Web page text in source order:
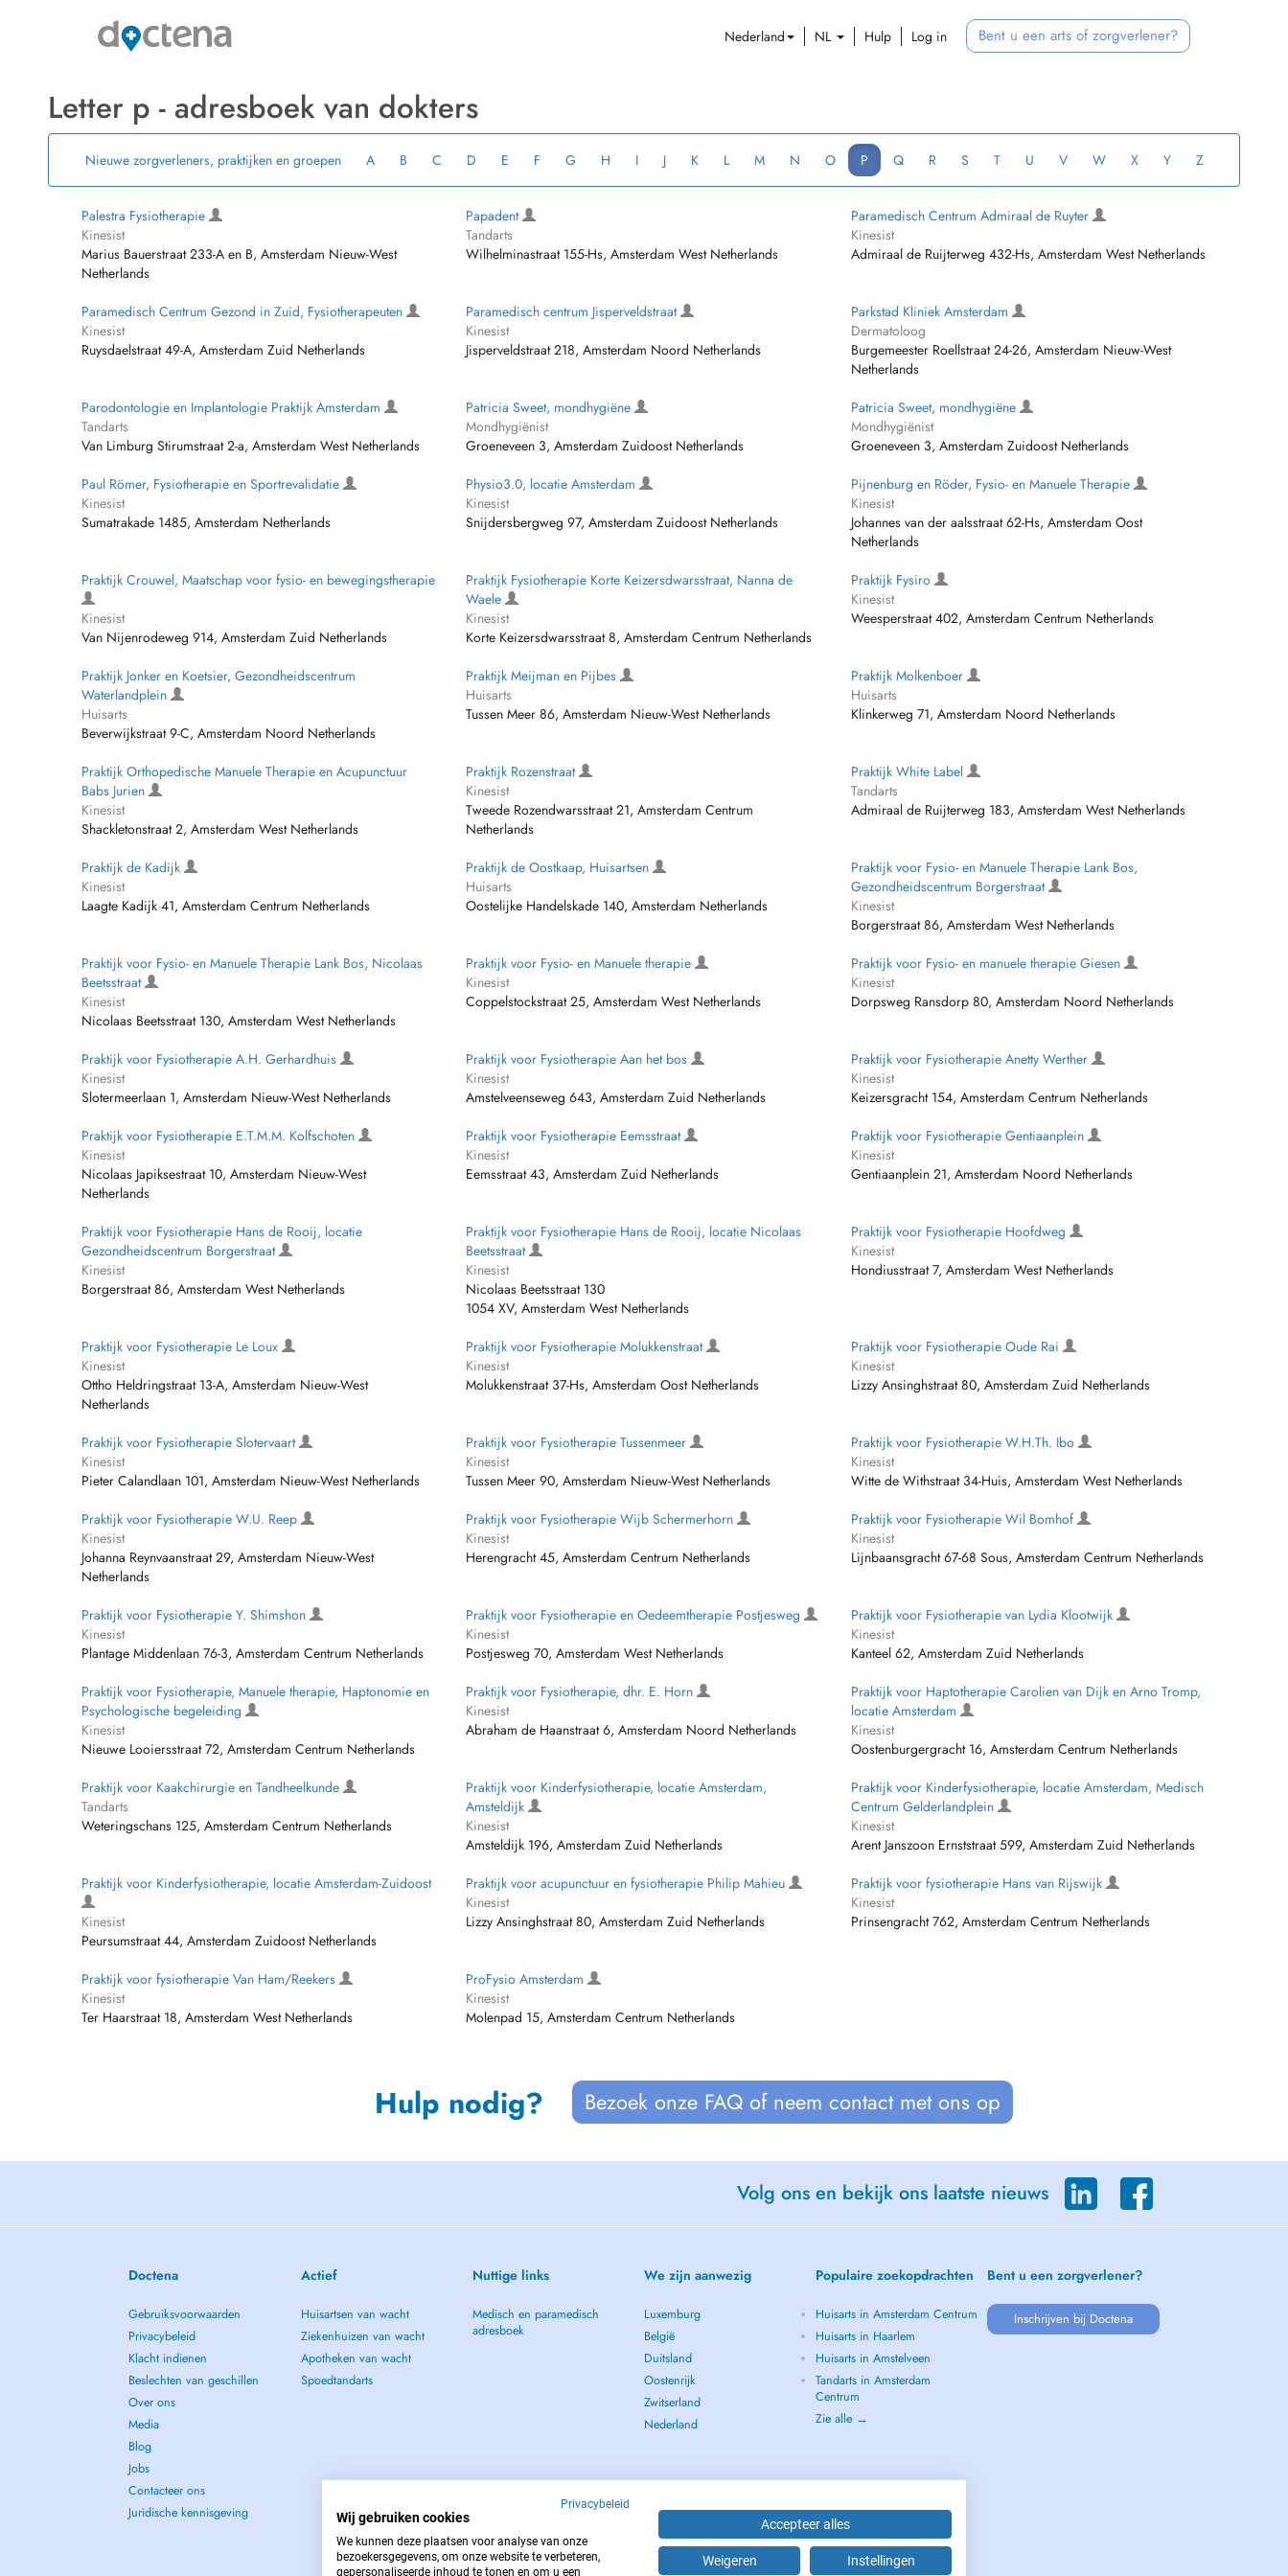
Nederland NL Hulp Log in Bent u een arts of zorgverlener?
Letter p - adresboek van dokters
Nieuwe zorgverleners, praktijken en groepen A B C D E F G H I J K L M N O P Q R S T U V W X Y Z
Palestra Fysiotherapie
Kinesist
Marius Bauerstraat 233-A en B, Amsterdam Nieuw-West
Netherlands
Papadent
Tandarts
Wilhelminastraat 155-Hs, Amsterdam West Netherlands
Paramedisch Centrum Admiraal de Ruyter
Kinesist
Admiraal de Ruijterweg 432-Hs, Amsterdam West Netherlands
Paramedisch Centrum Gezond in Zuid, Fysiotherapeuten
Kinesist
Ruysdaelstraat 49-A, Amsterdam Zuid Netherlands
Paramedisch centrum Jisperveldstraat
Kinesist
Jisperveldstraat 218, Amsterdam Noord Netherlands
Parkstad Kliniek Amsterdam
Dermatoloog
Burgemeester Roellstraat 24-26, Amsterdam Nieuw-West
Netherlands
Parodontologie en Implantologie Praktijk Amsterdam
Tandarts
Van Limburg Stirumstraat 2-a, Amsterdam West Netherlands
Patricia Sweet, mondhygiëne
Mondhygiënist
Groeneveen 3, Amsterdam Zuidoost Netherlands
Patricia Sweet, mondhygiëne
Mondhygiënist
Groeneveen 3, Amsterdam Zuidoost Netherlands
Paul Römer, Fysiotherapie en Sportrevalidatie
Kinesist
Sumatrakade 1485, Amsterdam Netherlands
Physio3.0, locatie Amsterdam
Kinesist
Snijdersbergweg 97, Amsterdam Zuidoost Netherlands
Pijnenburg en Röder, Fysio- en Manuele Therapie
Kinesist
Johannes van der aalsstraat 62-Hs, Amsterdam Oost
Netherlands
Praktijk Crouwel, Maatschap voor fysio- en bewegingstherapie
Kinesist
Van Nijenrodeweg 914, Amsterdam Zuid Netherlands
Praktijk Fysiotherapie Korte Keizersdwarsstraat, Nanna de
Waele
Kinesist
Korte Keizersdwarsstraat 8, Amsterdam Centrum Netherlands
Praktijk Fysiro
Kinesist
Weesperstraat 402, Amsterdam Centrum Netherlands
Praktijk Jonker en Koetsier, Gezondheidscentrum
Waterlandplein
Huisarts
Beverwijkstraat 9-C, Amsterdam Noord Netherlands
Praktijk Meijman en Pijbes
Huisarts
Tussen Meer 86, Amsterdam Nieuw-West Netherlands
Praktijk Molkenboer
Huisarts
Klinkerweg 71, Amsterdam Noord Netherlands
Praktijk Orthopedische Manuele Therapie en Acupunctuur
Babs Jurien
Kinesist
Shackletonstraat 2, Amsterdam West Netherlands
Praktijk Rozenstraat
Kinesist
Tweede Rozendwarsstraat 21, Amsterdam Centrum
Netherlands
Praktijk White Label
Tandarts
Admiraal de Ruijterweg 183, Amsterdam West Netherlands
Praktijk de Kadijk
Kinesist
Laagte Kadijk 41, Amsterdam Centrum Netherlands
Praktijk de Oostkaap, Huisartsen
Huisarts
Oostelijke Handelskade 140, Amsterdam Netherlands
Praktijk voor Fysio- en Manuele Therapie Lank Bos,
Gezondheidscentrum Borgerstraat
Kinesist
Borgerstraat 86, Amsterdam West Netherlands
Praktijk voor Fysio- en Manuele Therapie Lank Bos, Nicolaas
Beetsstraat
Kinesist
Nicolaas Beetsstraat 130, Amsterdam West Netherlands
Praktijk voor Fysio- en Manuele therapie
Kinesist
Coppelstockstraat 25, Amsterdam West Netherlands
Praktijk voor Fysio- en manuele therapie Giesen
Kinesist
Dorpsweg Ransdorp 80, Amsterdam Noord Netherlands
Praktijk voor Fysiotherapie A.H. Gerhardhuis
Kinesist
Slotermeerlaan 1, Amsterdam Nieuw-West Netherlands
Praktijk voor Fysiotherapie Aan het bos
Kinesist
Amstelveenseweg 643, Amsterdam Zuid Netherlands
Praktijk voor Fysiotherapie Anetty Werther
Kinesist
Keizersgracht 154, Amsterdam Centrum Netherlands
Praktijk voor Fysiotherapie E.T.M.M. Kolfschoten
Kinesist
Nicolaas Japiksestraat 10, Amsterdam Nieuw-West
Netherlands
Praktijk voor Fysiotherapie Eemsstraat
Kinesist
Eemsstraat 43, Amsterdam Zuid Netherlands
Praktijk voor Fysiotherapie Gentiaanplein
Kinesist
Gentiaanplein 21, Amsterdam Noord Netherlands
Praktijk voor Fysiotherapie Hans de Rooij, locatie
Gezondheidscentrum Borgerstraat
Kinesist
Borgerstraat 86, Amsterdam West Netherlands
Praktijk voor Fysiotherapie Hans de Rooij, locatie Nicolaas
Beetsstraat
Kinesist
Nicolaas Beetsstraat 130
1054 XV, Amsterdam West Netherlands
Praktijk voor Fysiotherapie Hoofdweg
Kinesist
Hondiusstraat 7, Amsterdam West Netherlands
Praktijk voor Fysiotherapie Le Loux
Kinesist
Ottho Heldringstraat 13-A, Amsterdam Nieuw-West
Netherlands
Praktijk voor Fysiotherapie Molukkenstraat
Kinesist
Molukkenstraat 37-Hs, Amsterdam Oost Netherlands
Praktijk voor Fysiotherapie Oude Rai
Kinesist
Lizzy Ansinghstraat 80, Amsterdam Zuid Netherlands
Praktijk voor Fysiotherapie Slotervaart
Kinesist
Pieter Calandlaan 101, Amsterdam Nieuw-West Netherlands
Praktijk voor Fysiotherapie Tussenmeer
Kinesist
Tussen Meer 90, Amsterdam Nieuw-West Netherlands
Praktijk voor Fysiotherapie W.H.Th. Ibo
Kinesist
Witte de Withstraat 34-Huis, Amsterdam West Netherlands
Praktijk voor Fysiotherapie W.U. Reep
Kinesist
Johanna Reynvaanstraat 29, Amsterdam Nieuw-West
Netherlands
Praktijk voor Fysiotherapie Wijb Schermerhorn
Kinesist
Herengracht 45, Amsterdam Centrum Netherlands
Praktijk voor Fysiotherapie Wil Bomhof
Kinesist
Lijnbaansgracht 67-68 Sous, Amsterdam Centrum Netherlands
Praktijk voor Fysiotherapie Y. Shimshon
Kinesist
Plantage Middenlaan 76-3, Amsterdam Centrum Netherlands
Praktijk voor Fysiotherapie en Oedeemtherapie Postjesweg
Kinesist
Postjesweg 70, Amsterdam West Netherlands
Praktijk voor Fysiotherapie van Lydia Klootwijk
Kinesist
Kanteel 62, Amsterdam Zuid Netherlands
Praktijk voor Fysiotherapie, Manuele therapie, Haptonomie en
Psychologische begeleiding
Kinesist
Nieuwe Looiersstraat 72, Amsterdam Centrum Netherlands
Praktijk voor Fysiotherapie, dhr. E. Horn
Kinesist
Abraham de Haanstraat 6, Amsterdam Noord Netherlands
Praktijk voor Haptotherapie Carolien van Dijk en Arno Tromp,
locatie Amsterdam
Kinesist
Oostenburgergracht 16, Amsterdam Centrum Netherlands
Praktijk voor Kaakchirurgie en Tandheelkunde
Tandarts
Weteringschans 125, Amsterdam Centrum Netherlands
Praktijk voor Kinderfysiotherapie, locatie Amsterdam,
Amsteldijk
Kinesist
Amsteldijk 196, Amsterdam Zuid Netherlands
Praktijk voor Kinderfysiotherapie, locatie Amsterdam, Medisch
Centrum Gelderlandplein
Kinesist
Arent Janszoon Ernststraat 599, Amsterdam Zuid Netherlands
Praktijk voor Kinderfysiotherapie, locatie Amsterdam-Zuidoost
Kinesist
Peursumstraat 44, Amsterdam Zuidoost Netherlands
Praktijk voor acupunctuur en fysiotherapie Philip Mahieu
Kinesist
Lizzy Ansinghstraat 80, Amsterdam Zuid Netherlands
Praktijk voor fysiotherapie Hans van Rijswijk
Kinesist
Prinsengracht 762, Amsterdam Centrum Netherlands
Praktijk voor fysiotherapie Van Ham/Reekers
Kinesist
Ter Haarstraat 18, Amsterdam West Netherlands
ProFysio Amsterdam
Kinesist
Molenpad 15, Amsterdam Centrum Netherlands
Hulp nodig? Bezoek onze FAQ of neem contact met ons op
Volg ons en bekijk ons laatste nieuws
Doctena
Gebruiksvoorwaarden
Privacybeleid
Klacht indienen
Beslechten van geschillen
Over ons
Media
Blog
Jobs
Contacteer ons
Juridische kennisgeving
Actief
Huisartsen van wacht
Ziekenhuizen van wacht
Apotheken van wacht
Spoedtandarts
Nuttige links
Medisch en paramedisch
adresboek
We zijn aanwezig
Luxemburg
België
Duitsland
Oostenrijk
Zwitserland
Nederland
Populaire zoekopdrachten
Huisarts in Amsterdam Centrum
Huisarts in Haarlem
Huisarts in Amstelveen
Tandarts in Amsterdam
Centrum
Zie alle →
Bent u een zorgverlener?
Inschrijven bij Doctena
Privacybeleid
Wij gebruiken cookies
We kunnen deze plaatsen voor analyse van onze
bezoekersgegevens, om onze website te verbeteren,
gepersonaliseerde inhoud te tonen en om u een
Accepteer alles
Weigeren Instellingen